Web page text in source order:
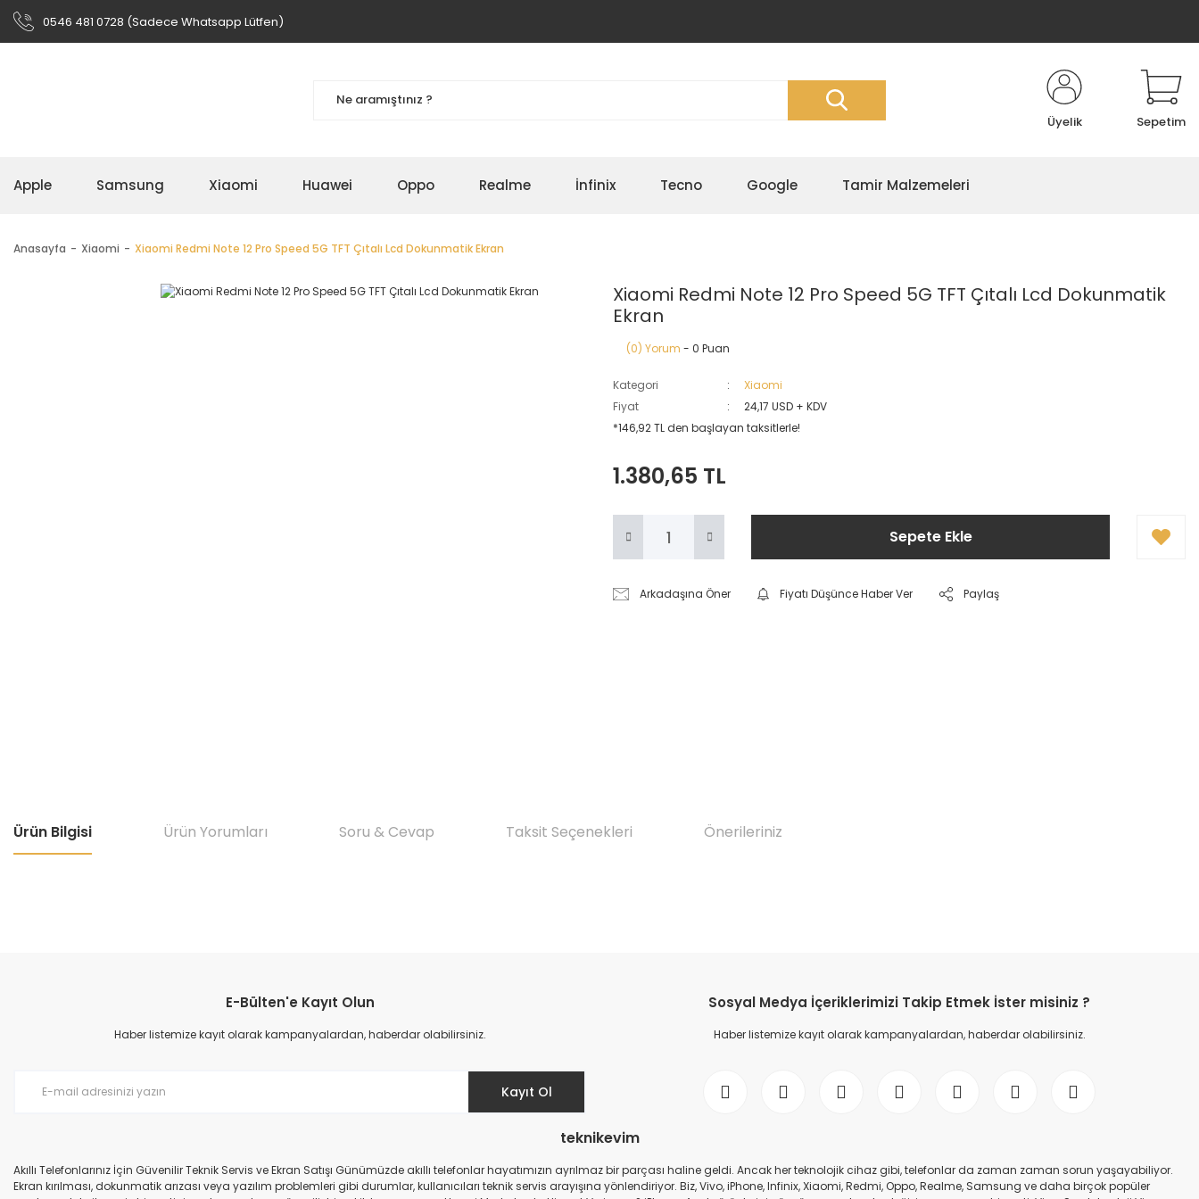
0546 481 0728 (Sadece Whatsapp Lütfen)
Üyelik Sepetim
Apple Samsung Xiaomi Huawei Oppo Realme İnfinix Tecno Google Tamir Malzemeleri
Anasayfa Xiaomi Xiaomi Redmi Note 12 Pro Speed 5G TFT Çıtalı Lcd Dokunmatik Ekran
Xiaomi Redmi Note 12 Pro Speed 5G TFT Çıtalı Lcd Dokunmatik
Ekran
(0) Yorum - 0 Puan
Kategori
Xiaomi
Fiyat
24,17 USD + KDV
*146,92 TL den başlayan taksitlerle!
1.380,65 TL
Sepete Ekle
Arkadaşına Öner Fiyatı Düşünce Haber Ver Paylaş
Ürün Bilgisi Ürün Yorumları Soru & Cevap Taksit Seçenekleri Önerileriniz
Ürün resmi kalitesiz, bozuk veya görüntülenemiyor.
Ürün açıklamasında eksik bilgiler bulunuyor.
E-Bülten'e Kayıt Olun
Haber listemize kayıt olarak kampanyalardan, haberdar olabilirsiniz.
Kayıt Ol
Sosyal Medya İçeriklerimizi Takip Etmek İster misiniz ?
Haber listemize kayıt olarak kampanyalardan, haberdar olabilirsiniz.
teknikevim
Akıllı Telefonlarınız İçin Güvenilir Teknik Servis ve Ekran Satışı Günümüzde akıllı telefonlar hayatımızın ayrılmaz bir parçası haline geldi. Ancak her teknolojik cihaz gibi, telefonlar da zaman zaman sorun yaşayabiliyor.
Ekran kırılması, dokunmatik arızası veya yazılım problemleri gibi durumlar, kullanıcıları teknik servis arayışına yönlendiriyor. Biz, Vivo, iPhone, Infinix, Xiaomi, Redmi, Oppo, Realme, Samsung ve daha birçok popüler